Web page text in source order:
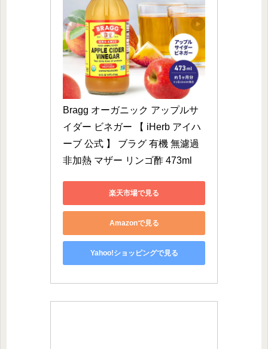
Bragg オーガニック アップルサ
イダー ビネガー 【 iHerb アイハ
ーブ 公式 】 ブラグ 有機 無濾過
非加熱 マザー リンゴ酢 473ml
楽天市場で見る
Amazonで見る
Yahoo!ショッピングで見る